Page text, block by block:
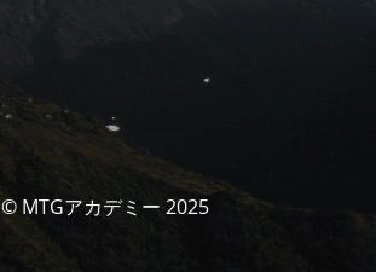
© MTGアカデミー 2025